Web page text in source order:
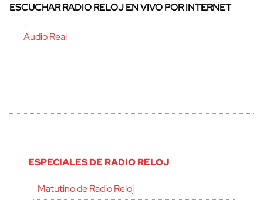
ESCUCHAR RADIO RELOJ EN VIVO POR INTERNET
–
Audio Real
ESPECIALES DE RADIO RELOJ
Matutino de Radio Reloj